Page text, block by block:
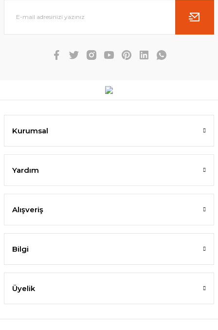
Kurumsal
Yardım
Alışveriş
Bilgi
Üyelik